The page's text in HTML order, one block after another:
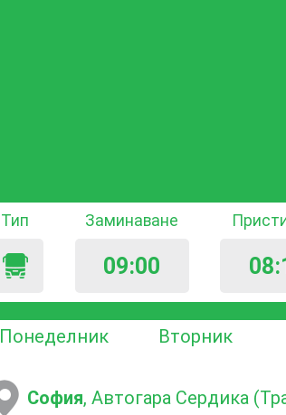
Тип Заминаване
09:00
Понеделник Вторник
София, Автогара Сердика